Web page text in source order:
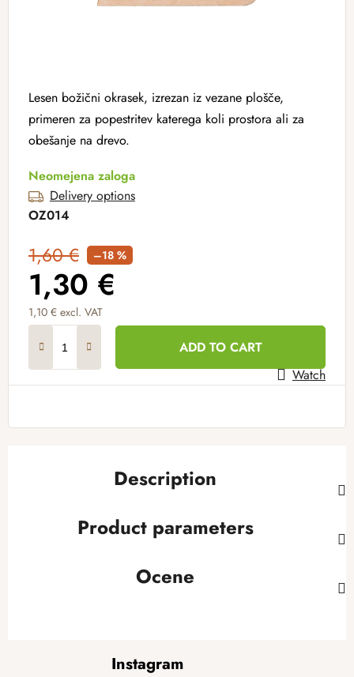
Lesen božični okrasek, izrezan iz vezane plošče,
primeren za popestritev katerega koli prostora ali za
obešanje na drevo.
Neomejena zaloga
Delivery options
OZ014
1,60 € –18 %
1,30 €
1,10 € excl. VAT
ADD TO CART
Watch
Description
Product parameters
Ocene
Instagram